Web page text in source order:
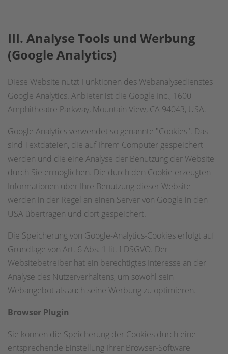
III. Analyse Tools und Werbung
(Google Analytics)
Diese Website nutzt Funktionen des Webanalysedienstes
Google Analytics. Anbieter ist die Google Inc., 1600
Amphitheatre Parkway, Mountain View, CA 94043, USA.
Google Analytics verwendet so genannte "Cookies". Das
sind Textdateien, die auf Ihrem Computer gespeichert
werden und die eine Analyse der Benutzung der Website
durch Sie ermöglichen. Die durch den Cookie erzeugten
Informationen über Ihre Benutzung dieser Website
werden in der Regel an einen Server von Google in den
USA übertragen und dort gespeichert.
Die Speicherung von Google-Analytics-Cookies erfolgt auf
Grundlage von Art. 6 Abs. 1 lit. f DSGVO. Der
Websitebetreiber hat ein berechtigtes Interesse an der
Analyse des Nutzerverhaltens, um sowohl sein
Webangebot als auch seine Werbung zu optimieren.
Browser Plugin
Sie können die Speicherung der Cookies durch eine
entsprechende Einstellung Ihrer Browser-Software